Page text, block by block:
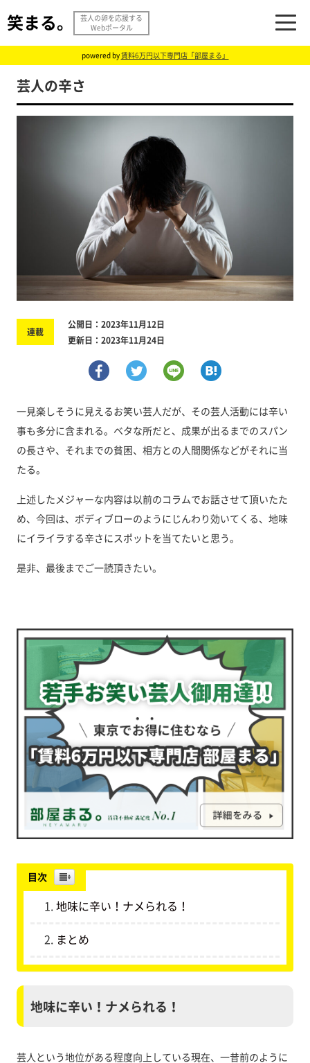
笑まる。
芸人の卵を応援する
Webポータル
powered by 賃料6万円以下専門店「部屋まる」
芸人の辛さ
連載
公開日：2023年11月12日
更新日：2023年11月24日
一見楽しそうに見えるお笑い芸人だが、その芸人活動には辛い
事も多分に含まれる。ベタな所だと、成果が出るまでのスパン
の長さや、それまでの貧困、相方との人間関係などがそれに当
たる。
上述したメジャーな内容は以前のコラムでお話させて頂いたた
め、今回は、ボディブローのようにじんわり効いてくる、地味
にイライラする辛さにスポットを当てたいと思う。
是非、最後までご一読頂きたい。
目次
地味に辛い！ナメられる！
まとめ
地味に辛い！ナメられる！
芸人という地位がある程度向上している現在、一昔前のように